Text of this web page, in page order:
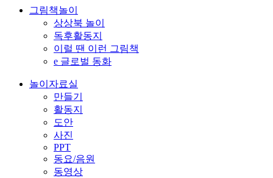
그림책놀이
상상북 놀이
독후활동지
이럴 땐 이런 그림책
e 글로벌 동화
놀이자료실
만들기
활동지
도안
사진
PPT
동요/음원
동영상